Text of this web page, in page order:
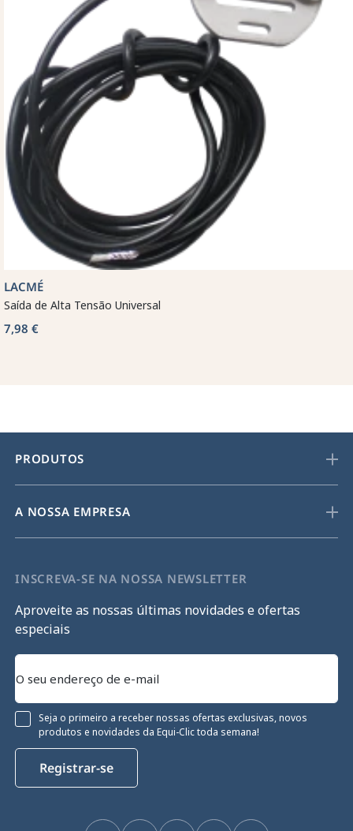
LACMÉ
Saída de Alta Tensão Universal
7,98 €
PRODUTOS
A NOSSA EMPRESA
INSCREVA-SE NA NOSSA NEWSLETTER
Aproveite as nossas últimas novidades e ofertas
especiais
Seja o primeiro a receber nossas ofertas exclusivas, novos
produtos e novidades da Equi-Clic toda semana!
Registrar-se